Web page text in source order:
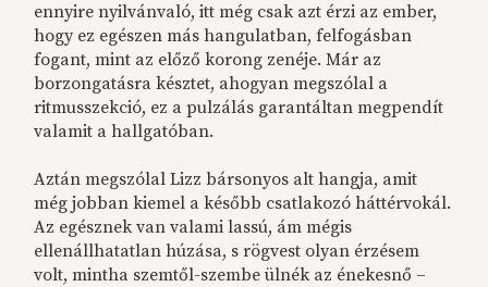
ennyire nyilvánvaló, itt még csak azt érzi az ember,
hogy ez egészen más hangulatban, felfogásban
fogant, mint az előző korong zenéje. Már az
borzongatásra késztet, ahogyan megszólal a
ritmusszekció, ez a pulzálás garantáltan megpendít
valamit a hallgatóban.
Aztán megszólal Lizz bársonyos alt hangja, amit
még jobban kiemel a később csatlakozó háttérvokál.
Az egésznek van valami lassú, ám mégis
ellenállhatatlan húzása, s rögvest olyan érzésem
volt, mintha szemtől-szembe ülnék az énekesnő –